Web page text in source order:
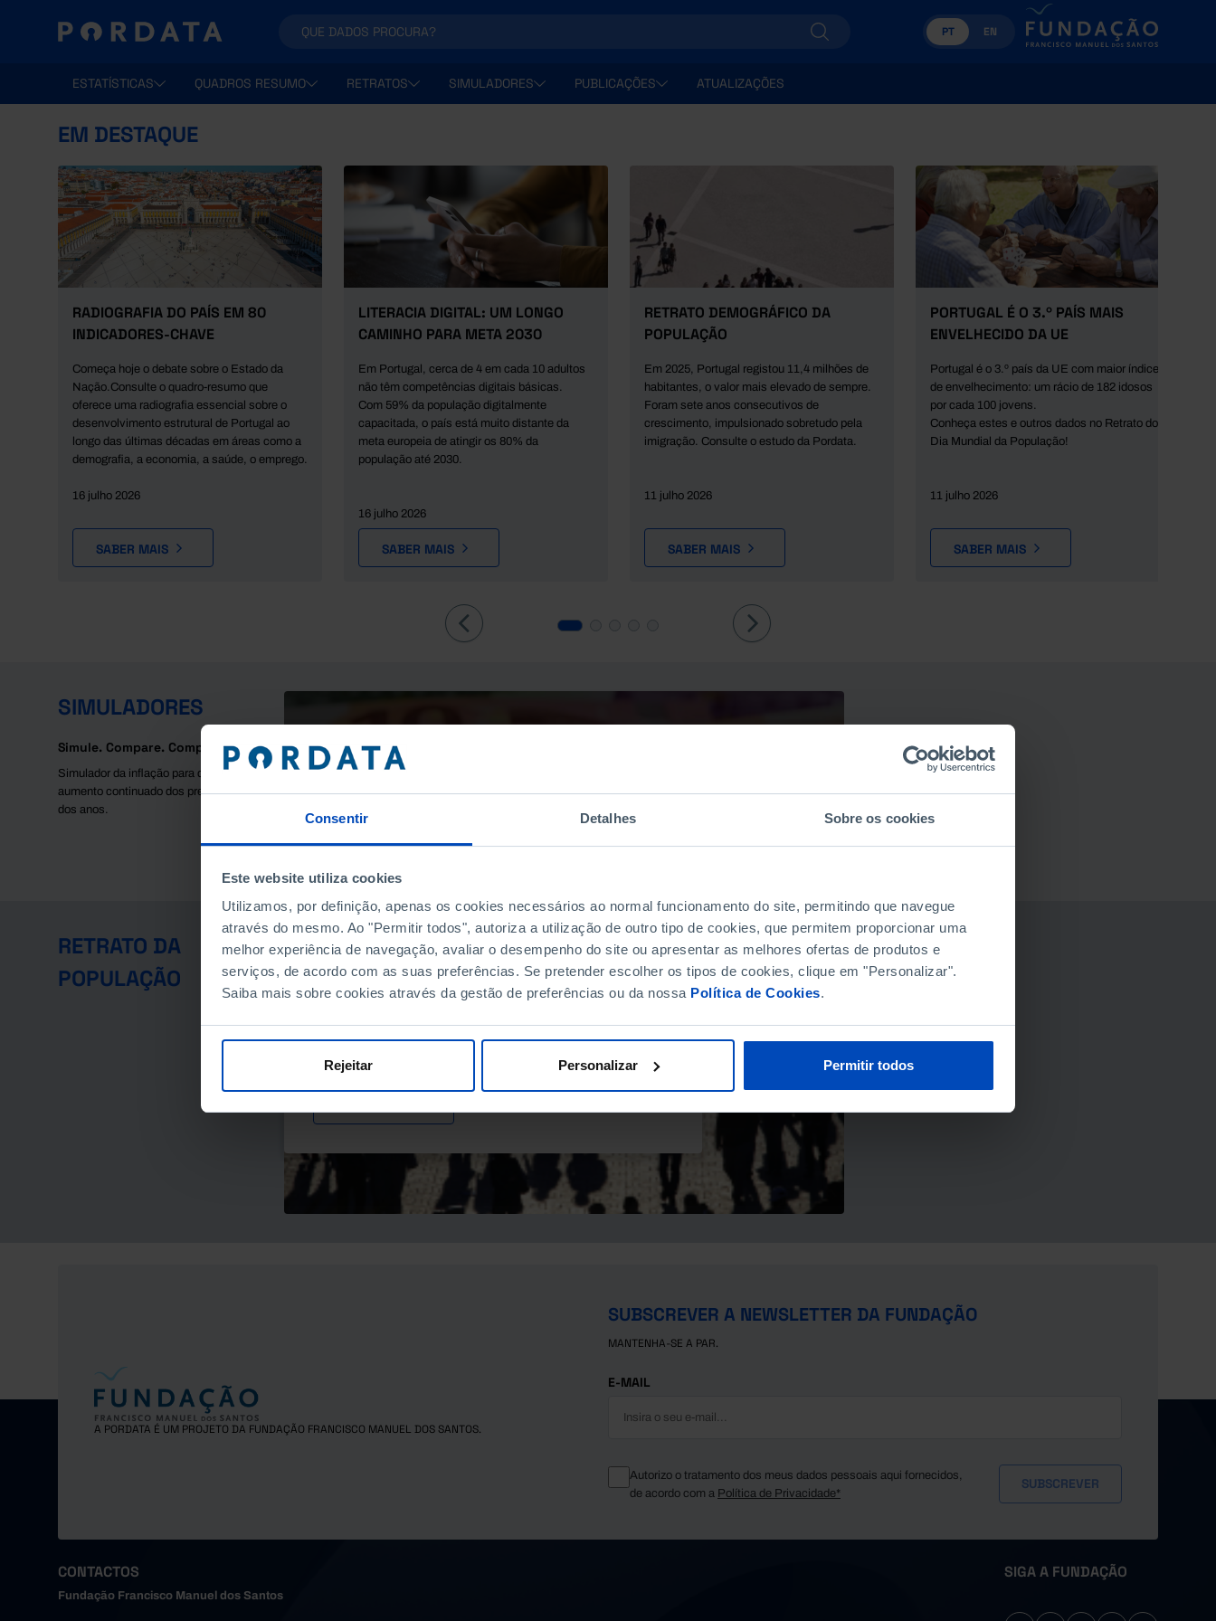
Consentir Detalhes Sobre os cookies
Este website utiliza cookies
Utilizamos, por definição, apenas os cookies necessários ao normal funcionamento do site, permitindo que navegue
através do mesmo. Ao "Permitir todos", autoriza a utilização de outro tipo de cookies, que permitem proporcionar uma
melhor experiência de navegação, avaliar o desempenho do site ou apresentar as melhores ofertas de produtos e
serviços, de acordo com as suas preferências. Se pretender escolher os tipos de cookies, clique em "Personalizar".
Saiba mais sobre cookies através da gestão de preferências ou da nossa Política de Cookies.
Rejeitar Personalizar Permitir todos
PT EN
ESTATÍSTICAS QUADROS RESUMO RETRATOS SIMULADORES PUBLICAÇÕES ATUALIZAÇÕES
EM DESTAQUE
RADIOGRAFIA DO PAÍS EM 80
INDICADORES-CHAVE
Começa hoje o debate sobre o Estado da
Nação.Consulte o quadro-resumo que
oferece uma radiografia essencial sobre o
desenvolvimento estrutural de Portugal ao
longo das últimas décadas em áreas como a
demografia, a economia, a saúde, o emprego.
16 julho 2026
SABER MAIS
LITERACIA DIGITAL: UM LONGO
CAMINHO PARA META 2030
Em Portugal, cerca de 4 em cada 10 adultos
não têm competências digitais básicas.
Com 59% da população digitalmente
capacitada, o país está muito distante da
meta europeia de atingir os 80% da
população até 2030.
16 julho 2026
SABER MAIS
RETRATO DEMOGRÁFICO DA
POPULAÇÃO
Em 2025, Portugal registou 11,4 milhões de
habitantes, o valor mais elevado de sempre.
Foram sete anos consecutivos de
crescimento, impulsionado sobretudo pela
imigração. Consulte o estudo da Pordata.
11 julho 2026
SABER MAIS
PORTUGAL É O 3.º PAÍS MAIS
ENVELHECIDO DA UE
Portugal é o 3.º país da UE com maior índice
de envelhecimento: um rácio de 182 idosos
por cada 100 jovens.
Conheça estes e outros dados no Retrato do
Dia Mundial da População!
11 julho 2026
SABER MAIS
SIMULADORES
Simule. Compare. Compreenda.
Simulador da inflação para descontar o
aumento continuado dos preços ao longo
dos anos.
QUANTO VALE HOJE O DINHEIRO DO PASSADO?
RETRATO DA
POPULAÇÃO
Em 2025, Portugal registou 11,4 milhões de habitantes, o valor mais
elevado de sempre, completando sete anos consecutivos de
crescimento, impulsionado sobretudo pela imigração.
Consulte o estudo da Pordata que aprofunda o retrato demográfico de
Portugal e da União Europeia, a partir dos dados das Estimativas da
População Residente revistos, recentemente, pelo Instituto Nacional
de Estatística.
A PORDATA É UM PROJETO DA FUNDAÇÃO FRANCISCO MANUEL DOS SANTOS.
SUBSCREVER A NEWSLETTER DA FUNDAÇÃO
MANTENHA-SE A PAR.
E-MAIL
Autorizo o tratamento dos meus dados pessoais aqui fornecidos,
de acordo com a Política de Privacidade*
CONTACTOS
Fundação Francisco Manuel dos Santos
SIGA A FUNDAÇÃO